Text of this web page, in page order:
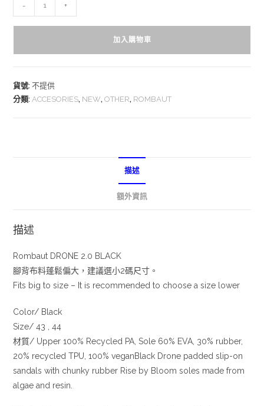
- +
加入購物車
貨號:不提供
分類: ACCESORIES, NEW,OTHER, ROMBAUT
描述
額外資訊
描述
Rombaut DRONE 2.0 BLACK
腳背布料蓬鬆偏大，建議選小2碼尺寸。
Fits big to size – It is recommended to choose a size lower
Color/ Black
Size/ 43 , 44
材質/ Upper 100% Recycled PA, Sole 60% EVA, 30% rubber,
20% recycled TPU, 100% veganBlack Drone padded slip-on
sandals with chunky rubber Rise by Bloom soles made from
algae and resin.